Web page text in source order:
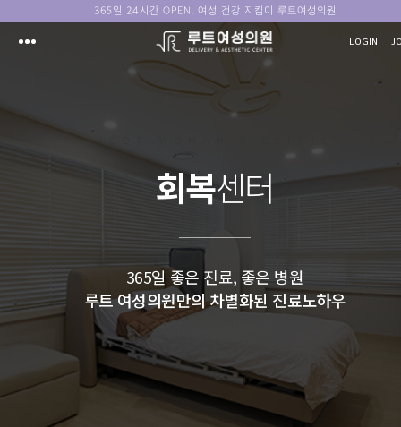
365일 24시간 OPEN, 여성 건강 지킴이 루트여성의원
LOGIN
ROOT WOMAN'S CLINIC
회복센터
365일 좋은 진료, 좋은 병원
루트 여성의원만의 차별화된 진료노하우